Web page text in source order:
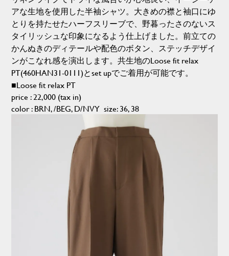
アな生地を使用した半袖シャツ。大きめの襟と袖口にゆ
とりを持たせたハーフスリーブで、野暮ったさのないス
タイリッシュな印象になるよう仕上げました。前立ての
かんぬきのディテールや配色のボタン、ステッチデザイ
ンがこなれ感を演出します。共生地のLoose fit relax
PT(460HAN31-0111)とset upでご着用が可能です。
■Loose fit relax PT
price : 22,000 (tax in)
color : BRN, /BEG, D/NVY size: 36, 38